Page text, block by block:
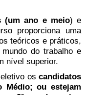
(um ano e meio) e
proporciona uma
teóricos e práticos,
do trabalho e
nível superior.
os candidatos
Médio; ou estejam